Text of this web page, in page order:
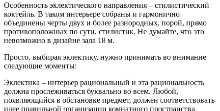
Особенность эклектического направления – стилистический
коктейль. В таком интерьере собраны и гармонично
объединены черты двух и более разнородных, порой, прямо
противоположных по сути, стилистик. Не думайте, что это
невозможно в дизайне зала 18 м.
Просто, выбирая эклектику, нужно принимать во внимание
следующие моменты:
Эклектика – интерьер рациональный и эта рациональность
должна прослеживаться буквально во всем. Любой,
появляющийся в обстановке предмет, должен соответствовать
идее правильной организации комнатного пространства.